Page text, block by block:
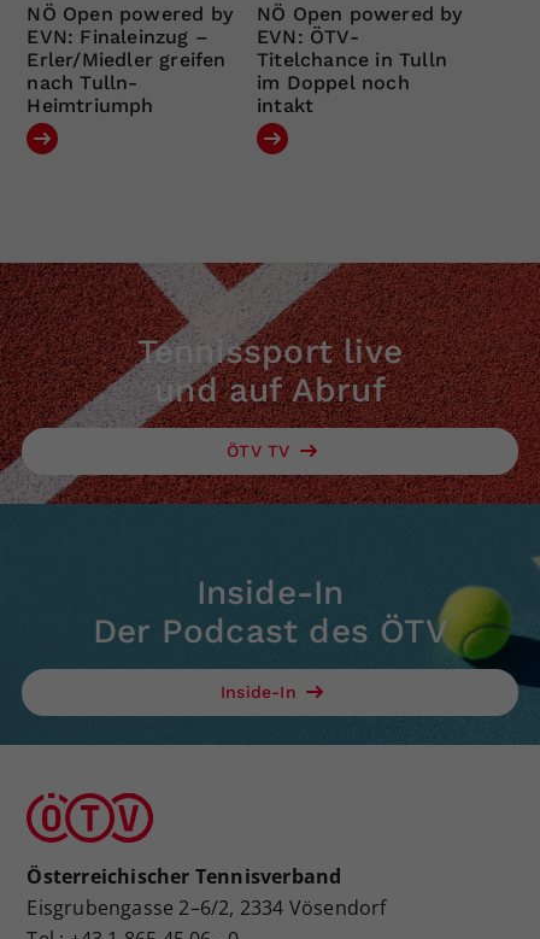
NÖ Open powered by
EVN: Finaleinzug –
Erler/Miedler greifen
nach Tulln-
Heimtriumph
NÖ Open powered by
EVN: ÖTV-
Titelchance in Tulln
im Doppel noch
intakt
Tennissport live
und auf Abruf
ÖTV TV
Inside-In
Der Podcast des ÖTV
Inside-In
Österreichischer Tennisverband
Eisgrubengasse 2–6/2, 2334 Vösendorf